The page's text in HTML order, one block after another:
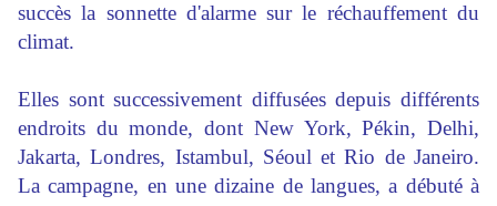
succès la sonnette d'alarme sur le réchauffement du
climat.
Elles sont successivement diffusées depuis différents
endroits du monde, dont New York, Pékin, Delhi,
Jakarta, Londres, Istambul, Séoul et Rio de Janeiro.
La campagne, en une dizaine de langues, a débuté à